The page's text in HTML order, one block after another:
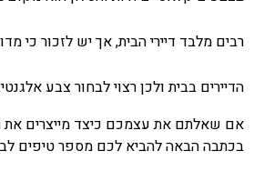
רבים מלבד דיירי הבית, אך יש לזכור כי
הדיירים בבית ולכן רצוי לבחור צבע
אם שאלתם את עצמכם כיצד מייצרים את
בכתבה הבאה להביא לכם מספר טיפים